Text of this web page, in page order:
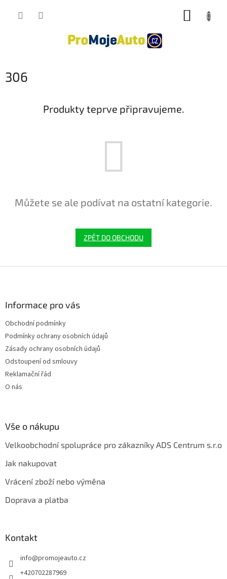
306
Produkty teprve připravujeme.
Můžete se ale podívat na ostatní kategorie.
ZPĚT DO OBCHODU
Informace pro vás
Obchodní podmínky
Podmínky ochrany osobních údajů
Zásady ochrany osobních údajů
Odstoupení od smlouvy
Reklamační řád
O nás
Vše o nákupu
Velkoobchodní spolupráce pro zákazníky ADS Centrum s.r.o
Jak nakupovat
Vrácení zboží nebo výměna
Doprava a platba
Kontakt
info@promojeauto.cz
+420702287969